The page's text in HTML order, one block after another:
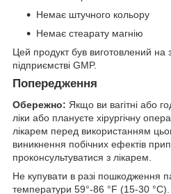
Немає штучного кольору
Немає стеарату магнію
Цей продукт був виготовлений на
підприємстві GMP.
Попередження
Обережно: Якщо ви вагітні або
ліки або плануєте хірургічну
лікарем перед використанням
виникнення побічних ефектів
проконсультуватися з лікарем.
Не купувати в разі пошкодження
температури 59°-86 °F (15-30 °C).